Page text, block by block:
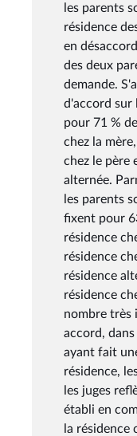
les parents
résidence
en
des deux
demande.
d'accord sur
pour 71 %
chez la
chez le père
alternée.
les parents
fixent pour
résidence
résidence
résidence
résidence
nombre très
accord,
ayant fait
résidence,
les juges
établi en
la résidence